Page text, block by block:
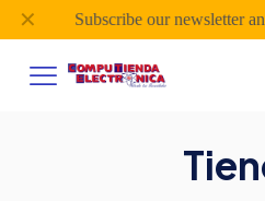
Subscribe our newsletter
✕